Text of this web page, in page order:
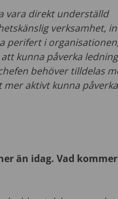
vara direkt underställd
verksamhet,
perifert i organisationen,
kunna påverka
behöver tilldelas
aktivt kunna påverka
än idag. Vad